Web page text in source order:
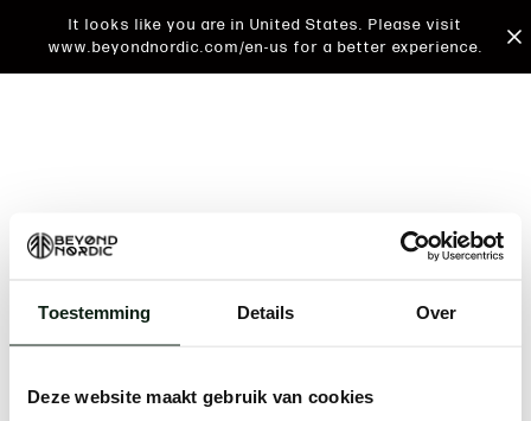
Toestemming Details Over
Deze website maakt gebruik van cookies
It looks like you are in United States. Please visit
www.beyondnordic.com/en-us for a better experience.
An unknown error has occurred. An error report has
issue will be investigated.